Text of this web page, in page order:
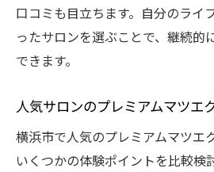
口コミも目立ちます。自分のライ
ったサロンを選ぶことで、継続的
できます。
人気サロンのプレミアムマツエ
横浜市で人気のプレミアムマツエ
いくつかの体験ポイントを比較検